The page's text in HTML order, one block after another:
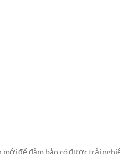
mới để đảm bảo có được trải